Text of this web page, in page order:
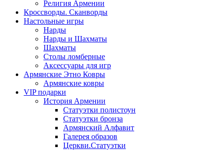
Религия Армении
Кроссворды. Сканворды
Настольные игры
Нарды
Нарды и Шахматы
Шахматы
Столы ломберные
Аксессуары для игр
Армянские Этно Ковры
Армянские ковры
VIP подарки
История Армении
Статуэтки полистоун
Статуэтки бронза
Армянский Алфавит
Галерея образов
Церкви.Статуэтки